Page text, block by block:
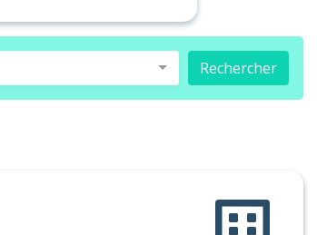
Rechercher